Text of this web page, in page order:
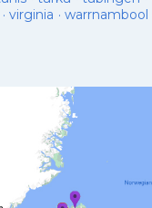
virginia · warrnambool